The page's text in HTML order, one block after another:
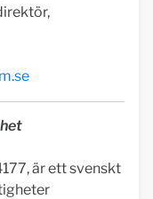
är ett svenskt